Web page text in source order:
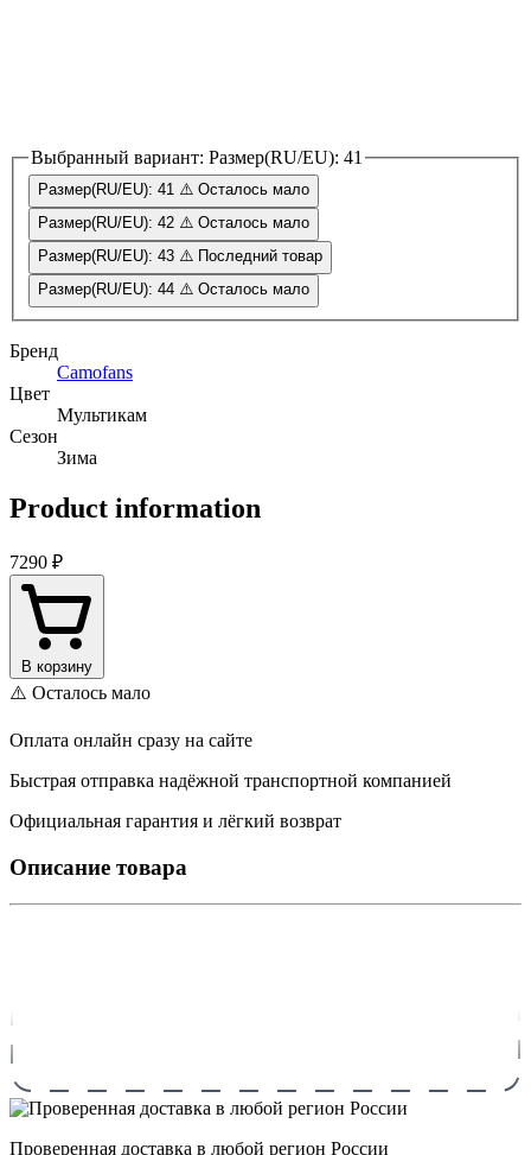
Выбранный вариант: Размер(RU/EU): 41
Размер(RU/EU): 41 ⚠️ Осталось мало
Размер(RU/EU): 42 ⚠️ Осталось мало
Размер(RU/EU): 43 ⚠️ Последний товар
Размер(RU/EU): 44 ⚠️ Осталось мало
Бренд
Camofans
Цвет
Мультикам
Сезон
Зима
Product information
7290 ₽
В корзину
⚠️ Осталось мало
Оплата онлайн сразу на сайте
Быстрая отправка надёжной транспортной компанией
Официальная гарантия и лёгкий возврат
Описание товара
Проверенная доставка в любой регион России